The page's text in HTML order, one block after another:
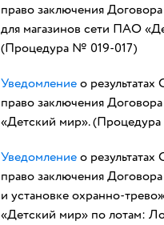
право заключения
для магазинов сети ПАО
(Процедура № 019-017)
Уведомление о
право заключения
«Детский мир».
Уведомление о
право заключения
и установке охранно-
«Детский мир» по лотам: